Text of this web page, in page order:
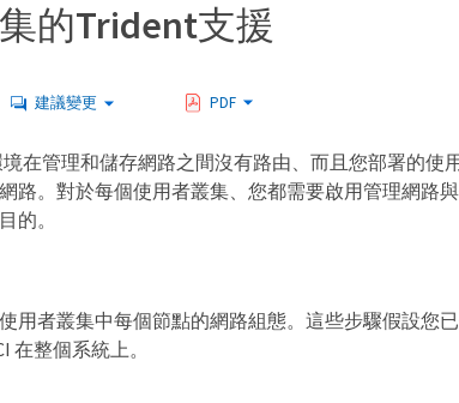
的Trident支援
建議變更 PDF
在管理和儲存網路之間沒有路由、而且您部署的
路。對於每個使用者叢集、您都需要啟用管理網路
的。
用者叢集中每個節點的網路組態。這些步驟假設您
在整個系統上。